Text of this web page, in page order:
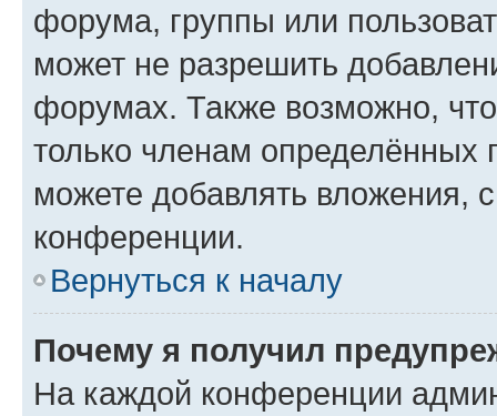
форума, группы или
может не разрешить
форумах. Также возможно,
только членам определённых
можете добавлять вложения,
конференции.
Вернуться к началу
Почему я получил
На каждой конференции